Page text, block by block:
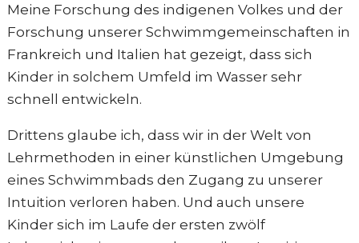
Meine Forschung des indigenen Volkes und der
Forschung unserer Schwimmgemeinschaften in
Frankreich und Italien hat gezeigt, dass sich
Kinder in solchem Umfeld im Wasser sehr
schnell entwickeln.
Drittens glaube ich, dass wir in der Welt von
Lehrmethoden in einer künstlichen Umgebung
eines Schwimmbads den Zugang zu unserer
Intuition verloren haben. Und auch unsere
Kinder sich im Laufe der ersten zwölf